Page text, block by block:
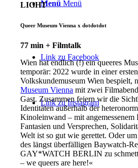
Menü Menü
Link zu Facebook
Link zu Instagram
LIGHT
Queer Museum Vienna x dotdotdot
77 min + Filmtalk
Wien hat endlich (!) ein queeres
temporär: 2022 wurde in einer
Volkskundemuseum Wien bespielt,
Museum Vienna mit zwei
Gast. Zusammen feiern wir die
Identitäten außerhalb der
Kinoleinwand – mit angemessenem
Fantasien und Versprechen,
Welt ist so gut wie gerettet. Oder
des längst überfälligen Baywatch-
GAY*WATCH BERLIN zu
– we queers are here!«